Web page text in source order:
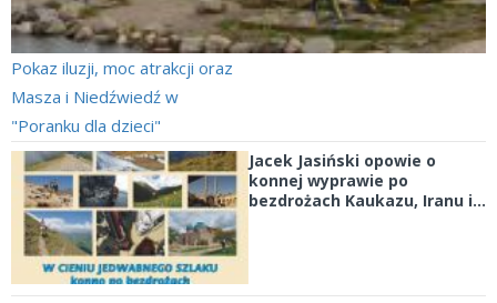
Pokaz iluzji, moc atrakcji oraz
Masza i Niedźwiedź w
"Poranku dla dzieci"
Jacek Jasiński opowie o
konnej wyprawie po
bezdrożach Kaukazu, Iranu i...